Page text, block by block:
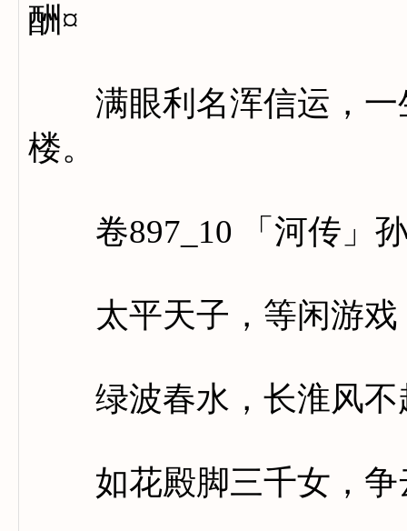
酬¤
满眼利名浑信运，一
楼。
卷897_10 「河传」
太平天子，等闲游戏
绿波春水，长淮风不
如花殿脚三千女，争